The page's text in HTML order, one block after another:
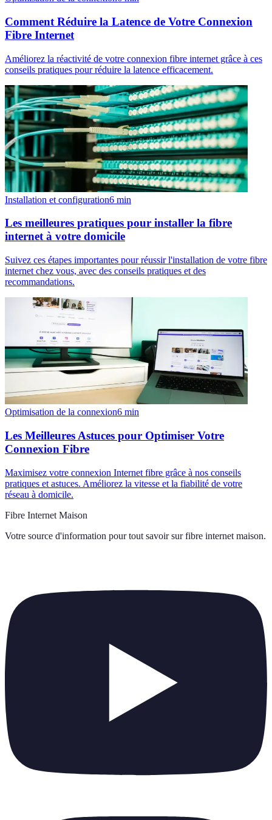
Comment Réduire la Latence de Votre Connexion
Fibre Internet
Améliorez la réactivité de votre connexion fibre internet grâce à ces
conseils pratiques pour réduire la latence efficacement.
Installation et configuration6 min
Les meilleures pratiques pour installer la fibre
internet à votre domicile
Suivez ces étapes importantes pour réussir l'installation de votre fibre
internet chez vous, avec des conseils pratiques et des
recommandations.
Optimisation de la connexion6 min
Les Meilleures Astuces pour Optimiser Votre
Connexion Fibre
Maximisez votre connexion Internet fibre grâce à nos conseils
pratiques et astuces. Améliorez la vitesse et la fiabilité de votre
réseau à domicile.
Fibre Internet Maison
Votre source d'information pour tout savoir sur fibre internet maison.